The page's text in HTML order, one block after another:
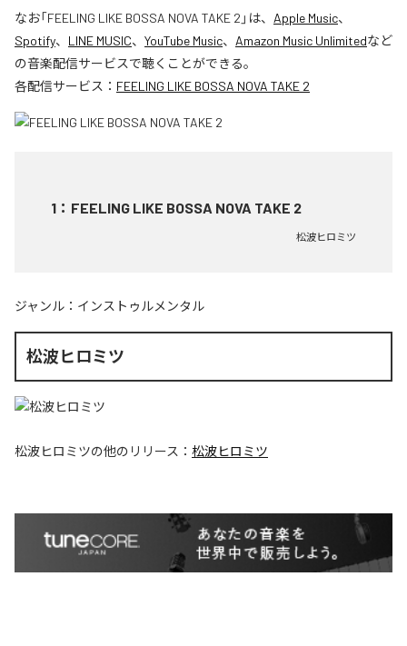
なお「FEELING LIKE BOSSA NOVA TAKE 2 」は、 Apple Music、
Spotify、 LINE MUSIC、 YouTube Music、 Amazon Music Unlimitedなど
の音楽配信サービスで聴くことができる。
各配信サービス： FEELING LIKE BOSSA NOVA TAKE 2
1 ： FEELING LIKE BOSSA NOVA TAKE 2
松波ヒロミツ
ジャンル： インストゥルメンタル
松波ヒロミツ
松波ヒロミツの他のリリース： 松波ヒロミツ